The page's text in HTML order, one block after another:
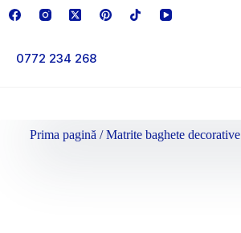
0772 234 268
Prima pagină /Matrite baghete decorative